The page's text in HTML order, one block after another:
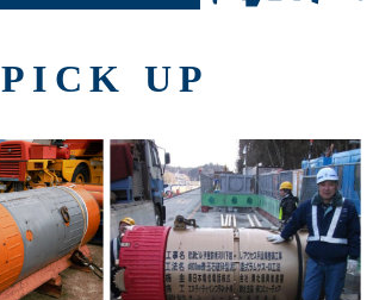
PICK UP